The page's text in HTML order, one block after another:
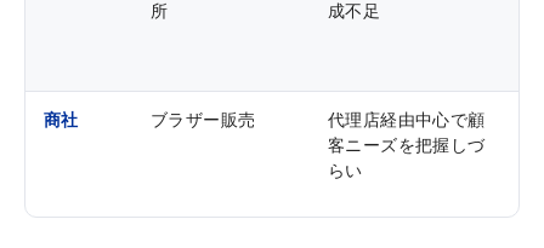
所
成不足
商社 ブラザー販売
代理店経由中心で顧
客ニーズを把握しづ
らい